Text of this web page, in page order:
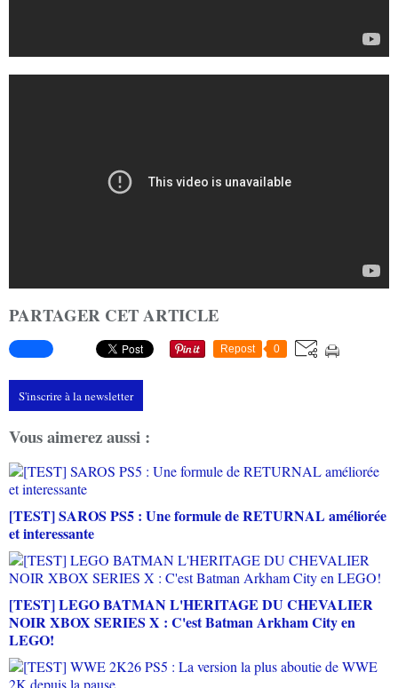
PARTAGER CET ARTICLE
Repost 0
S'inscrire à la newsletter
Vous aimerez aussi :
[TEST] SAROS PS5 : Une formule de RETURNAL améliorée
et interessante
[TEST] LEGO BATMAN L'HERITAGE DU CHEVALIER
NOIR XBOX SERIES X : C'est Batman Arkham City en
LEGO!